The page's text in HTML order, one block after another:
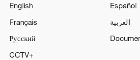
English
Español
Français
العربية
Русский
CCTV+